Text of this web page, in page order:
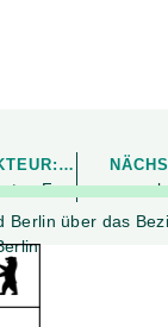
VORHERIGE ANKTEUR:IN
Selbstversorgergarten Fuchs-Garten
Berlin über das